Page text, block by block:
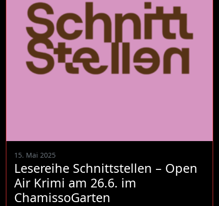
15. Mai 2025
Lesereihe Schnittstellen – Open
Air Krimi am 26.6. im
ChamissoGarten